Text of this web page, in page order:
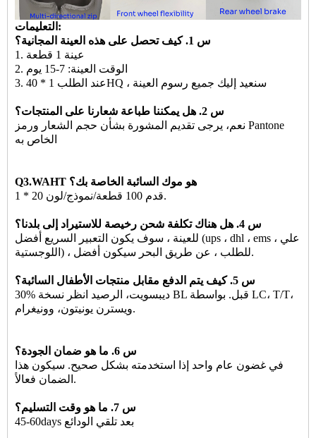
التعليمات:
س 1. كيف تحصل على هذه العينة المجانية؟
1. عينة 1 قطعة
2. الوقت العينة: 7-15 يوم
3. عند الطلب 1 * 40HQ ، سنعيد إليك جميع رسوم العينة
س 2. هل يمكننا طباعة شعارنا على المنتجات؟
نعم، يرجى تقديم المشورة بشأن حجم الشعار ورمز Pantone
الخاص به
Q3.WAHT هو موك السائبة الخاصة بك؟
1 * 20 قدم 100 قطعة/نموذج/لون.
س 4. هل هناك تكلفة شحن رخيصة للاستيراد إلى بلدنا؟
للعينة ، سوف يكون التعبير السريع أفضل (ups ، dhl ، ems ، علي
اللوجستية) ، للطلب ، عن طريق البحر سيكون أفضل.
س 5. كيف يتم الدفع مقابل منتجات الأطفال السائبة؟
30% ديبسويت، الرصيد انظر نسخة BL قبل. بواسطة LC، T/T،
ويسترن يونيتون، وونيغرام.
س 6. ما هو ضمان الجودة؟
في غضون عام واحد إذا استخدمته بشكل صحيح. سيكون هذا
الضمان فعالاً.
س 7. ما هو وقت التسليم؟
45-60days بعد تلقي الودائع